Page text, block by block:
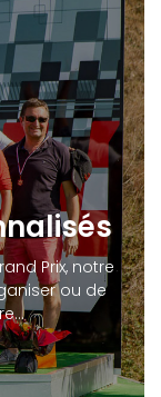
Prix, notre
ou de